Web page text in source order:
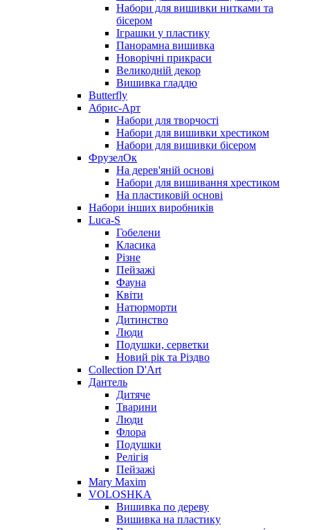
Набори для вишивки нитками та
бісером
Іграшки у пластику
Панорамна вишивка
Новорічні прикраси
Великодній декор
Вишивка гладдю
Butterfly
Абрис-Арт
Набори для творчості
Набори для вишивки хрестиком
Набори для вишивки бісером
ФрузелОк
На дерев'яній основі
Набори для вишивання хрестиком
На пластиковій основі
Набори інших виробників
Luca-S
Гобелени
Класика
Різне
Пейзажі
Фауна
Квіти
Натюрморти
Дитинство
Люди
Подушки, серветки
Новий рік та Різдво
Collection D'Art
Дантель
Дитяче
Тварини
Люди
Флора
Подушки
Релігія
Пейзажі
Mary Maxim
VOLOSHKA
Вишивка по дереву
Вишивка на пластику